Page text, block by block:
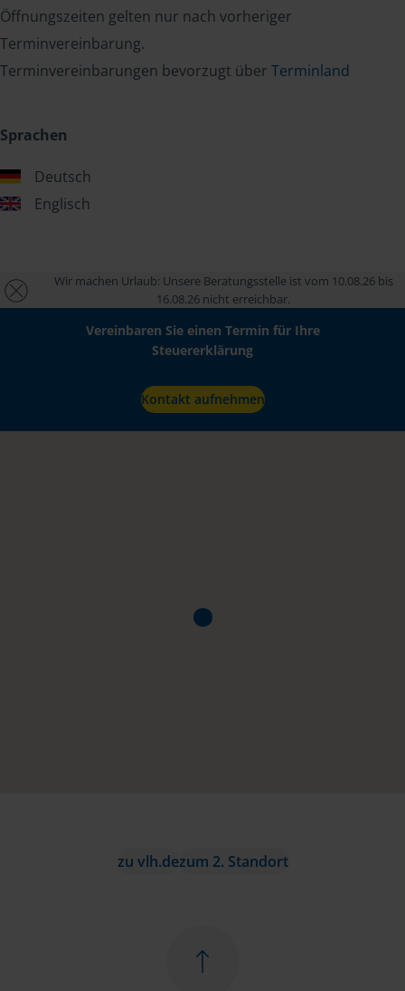
Öffnungszeiten gelten nur nach vorheriger
Terminvereinbarung.
Terminvereinbarungen bevorzugt über Terminland
Sprachen
Deutsch
Englisch
Wir machen Urlaub: Unsere Beratungsstelle ist vom 10.08.26 bis
16.08.26 nicht erreichbar.
Vereinbaren Sie einen Termin für Ihre
Steuererklärung
Kontakt aufnehmen
zu vlh.dezum 2. Standort